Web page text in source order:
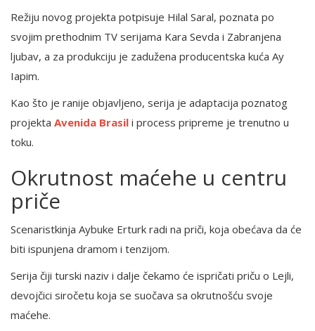
Režiju novog projekta potpisuje Hilal Saral, poznata po
svojim prethodnim TV serijama Kara Sevda i Zabranjena
ljubav, a za produkciju je zadužena producentska kuća Ay
Iapim.
Kao što je ranije objavljeno, serija je adaptacija poznatog
projekta Avenida Brasil i process pripreme je trenutno u
toku.
Okrutnost maćehe u centru
priče
Scenaristkinja Aybuke Erturk radi na priči, koja obećava da će
biti ispunjena dramom i tenzijom.
Serija čiji turski naziv i dalje čekamo će ispričati priču o Lejli,
devojčici siročetu koja se suočava sa okrutnošću svoje
maćehe.